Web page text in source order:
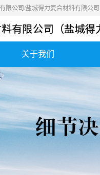
限公司/盐城得力复合材料有限公司
关于我们
公司简介
营业执照
荣誉资质